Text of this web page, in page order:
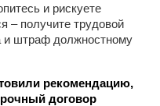
и рискуете
– получите трудовой
и штраф должностному
рекомендацию,
договор